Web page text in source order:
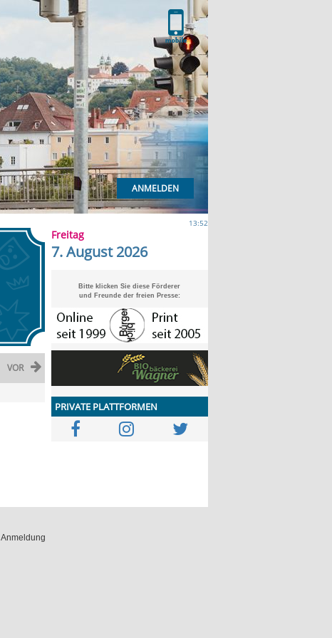
ANMELDEN
VOR
13:52
Freitag
7. August 2026
Bitte klicken Sie diese Förderer
und Freunde der freien Presse:
PRIVATE PLATTFORMEN
Anmeldung